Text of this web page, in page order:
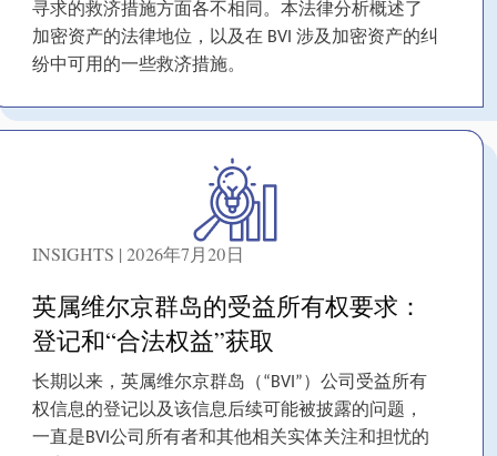
寻求的救济措施方面各不相同。本法律分析概述了
加密资产的法律地位，以及在 BVI 涉及加密资产的纠
纷中可用的一些救济措施。
INSIGHTS | 2026年7月20日
英属维尔京群岛的受益所有权要求：
登记和“合法权益”获取
长期以来，英属维尔京群岛（“BVI”）公司受益所有
权信息的登记以及该信息后续可能被披露的问题，
一直是BVI公司所有者和其他相关实体关注和担忧的